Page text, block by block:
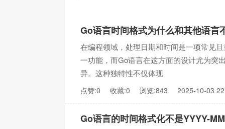
Go语言时间格式为什么和其他语
在编程领域，处理日期和时间是一项常见
一功能，而Go语言在这方面的设计尤为
异。这种独特性不仅体现
点赞:0 收藏:0 浏览:843 2025-10-03
Go语言的时间格式化不是YYYY-